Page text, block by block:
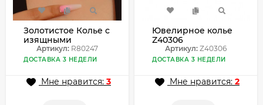
Золотистое Колье с
изящными
подвесками в
форме звезд
Артикул: R80247
ДОСТАВКА 3 НЕДЕЛИ
Мне нравится: 3
Ювелирное колье
Z40306
Артикул: Z40306
ДОСТАВКА 3 НЕДЕЛИ
Мне нравится: 2